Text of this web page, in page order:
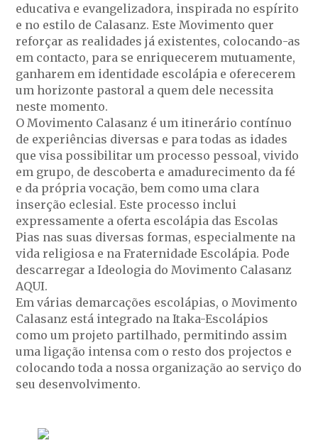
educativa e evangelizadora, inspirada no espírito
e no estilo de Calasanz. Este Movimento quer
reforçar as realidades já existentes, colocando-as
em contacto, para se enriquecerem mutuamente,
ganharem em identidade escolápia e oferecerem
um horizonte pastoral a quem dele necessita
neste momento.
O Movimento Calasanz é um itinerário contínuo
de experiências diversas e para todas as idades
que visa possibilitar um processo pessoal, vivido
em grupo, de descoberta e amadurecimento da fé
e da própria vocação, bem como uma clara
inserção eclesial. Este processo inclui
expressamente a oferta escolápia das Escolas
Pias nas suas diversas formas, especialmente na
vida religiosa e na Fraternidade Escolápia. Pode
descarregar a Ideologia do Movimento Calasanz
AQUI.
Em várias demarcações escolápias, o Movimento
Calasanz está integrado na Itaka-Escolápios
como um projeto partilhado, permitindo assim
uma ligação intensa com o resto dos projectos e
colocando toda a nossa organização ao serviço do
seu desenvolvimento.